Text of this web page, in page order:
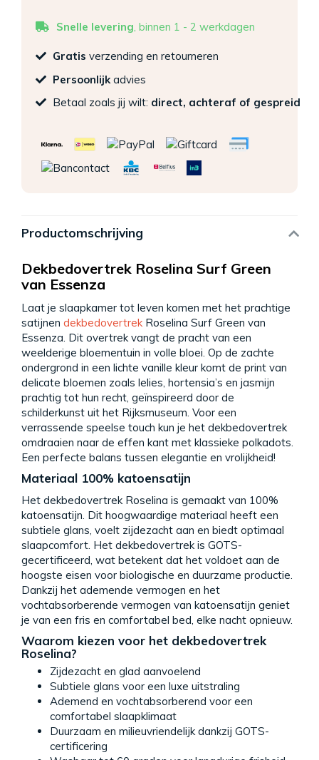
Snelle levering, binnen 1 - 2 werkdagen
Gratis verzending en retourneren
Persoonlijk advies
Betaal zoals jij wilt: direct, achteraf of gespreid
Productomschrijving
Dekbedovertrek Roselina Surf Green
van Essenza
Laat je slaapkamer tot leven komen met het prachtige
satijnen dekbedovertrek Roselina Surf Green van
Essenza. Dit overtrek vangt de pracht van een
weelderige bloementuin in volle bloei. Op de zachte
ondergrond in een lichte vanille kleur komt de print van
delicate bloemen zoals lelies, hortensia’s en jasmijn
prachtig tot hun recht, geïnspireerd door de
schilderkunst uit het Rijksmuseum. Voor een
verrassende speelse touch kun je het dekbedovertrek
omdraaien naar de effen kant met klassieke polkadots.
Een perfecte balans tussen elegantie en vrolijkheid!
Materiaal 100% katoensatijn
Het dekbedovertrek Roselina is gemaakt van 100%
katoensatijn. Dit hoogwaardige materiaal heeft een
subtiele glans, voelt zijdezacht aan en biedt optimaal
slaapcomfort. Het dekbedovertrek is GOTS-
gecertificeerd, wat betekent dat het voldoet aan de
hoogste eisen voor biologische en duurzame productie.
Dankzij het ademende vermogen en het
vochtabsorberende vermogen van katoensatijn geniet
je van een fris en comfortabel bed, elke nacht opnieuw.
Waarom kiezen voor het dekbedovertrek
Roselina?
Zijdezacht en glad aanvoelend
Subtiele glans voor een luxe uitstraling
Ademend en vochtabsorberend voor een
comfortabel slaapklimaat
Duurzaam en milieuvriendelijk dankzij GOTS-
certificering